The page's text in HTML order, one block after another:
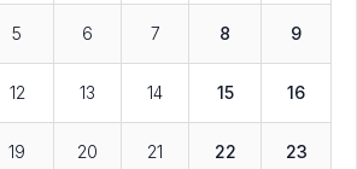
5 6 7 8 9
12 13 14 15 16
19 20 21 22 23